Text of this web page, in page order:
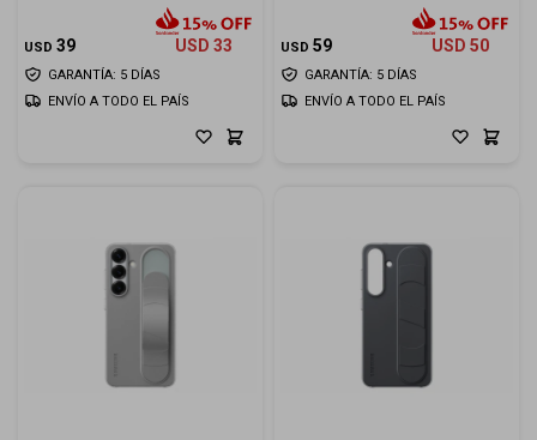
USD 39 USD 33
GARANTÍA: 5 DÍAS
ENVÍO A TODO EL PAÍS
USD 59 USD 50
GARANTÍA: 5 DÍAS
ENVÍO A TODO EL PAÍS